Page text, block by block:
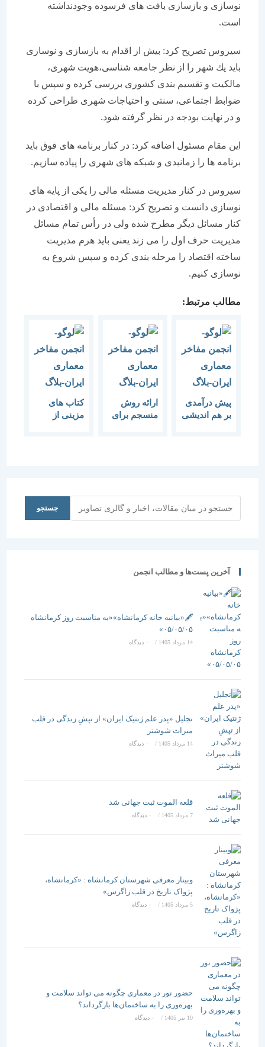
نوسازی و بازسازی بافت های فرسوده وجودنداشته
سیروس تصریح كرد: بیش از اقدام به بازسازی و نوسازی
باید یك شهر را از نظر جامعه شناسی،‌هویت شهری،
مالكیت و تقسیم بندی كشوری بررسی كرده و سپس با
ضوابط اجتماعی، سنتی و احتیاجات شهری طراحی كرده
و در نهایت بودجه در نظر گرفته شود.
این مقام مسئول اضافه كرد: در كنار برنامه های فوق باید
برنامه ها را زمانبدی و شبكه های شهری را پیاده سازیم.
سیروس در كنار مدیریت مسئله مالی را یكی از پایه های
نوسازی دانست و تصریح كرد: مسئله مالی و اقتصادی در
كنار مسائل دیگر مطرح شده ولی در رأس تمام مسائل
مدیریت حرف اول را می زند یعنی باید هرم مدیریت
ساخته اقتصاد را مرحله بندی كرده و سپس شروع به
نوسازی كنیم.
مطالب مرتبط:
پیش درآمدی
بر هم اندیشی
ارائه روش
منسجم برای
کتاب های
مزینی از
جستجو
آخرین پست‌ها و مطالب انجمن
🖋️«بیانیه خانه کرمانشاه»«به مناسبت روز کرمانشاه
۰۵/۰۵/۰۵»
/ ۰ دیدگاه
تجلیل «پدر علم ژنتیک ایران» از تپشِ زندگی در قلب
میراث شوشتر
14 مرداد 1405 / ۰ دیدگاه
قلعه الموت ثبت جهانی شد
/ ۰ دیدگاه
وبینار معرفی شهرستان کرمانشاه : «کرمانشاه،
پژواک تاریخ در قلب زاگرس»
5 مرداد 1405 / ۰ دیدگاه
حضور نور در معماری چگونه می تواند سلامت و
بهره‌وری را به ساختمان‌ها بازگرداند؟
/ ۰ دیدگاه